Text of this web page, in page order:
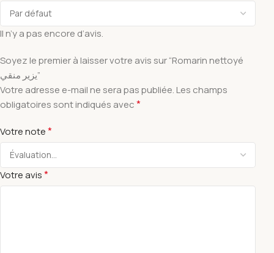
Il n’y a pas encore d’avis.
Soyez le premier à laisser votre avis sur “Romarin nettoyé
يزير منقي”
Votre adresse e-mail ne sera pas publiée. Les champs
obligatoires sont indiqués avec*
Votre note*
Votre avis*